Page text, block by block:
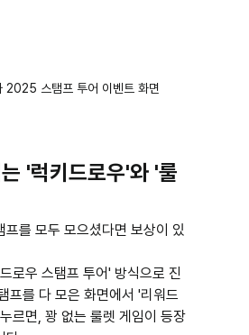
2025 스탬프 투어 이벤트 화면
'럭키드로우'와 '룰
프를 모두 모으셨다면 보상이 있
로우 스탬프 투어' 방식으로 진
프를 다 모은 화면에서 '리워드
르면, 꽝 없는 룰렛 게임이 등장